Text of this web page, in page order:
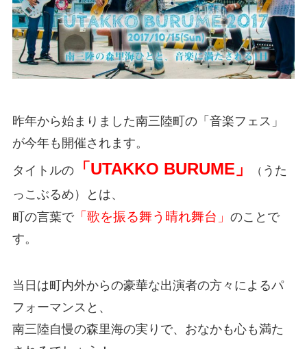
昨年から始まりました南三陸町の「音楽フェス」
が今年も開催されます。
タイトルの「UTAKKO BURUME」 （ うた
っこぶるめ）とは、
町の言葉で「歌を振る舞う晴れ舞台」 のことで
す。
当日は町内外からの豪華な出演者の方々によるパ
フォーマンスと、
南三陸自慢の森里海の実りで、おなかも心も満た